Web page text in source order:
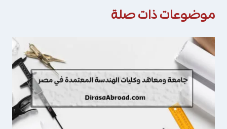
موضوعات ذات صلة